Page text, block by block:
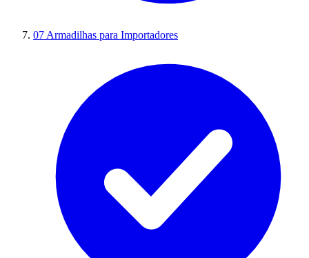
07 Armadilhas para Importadores